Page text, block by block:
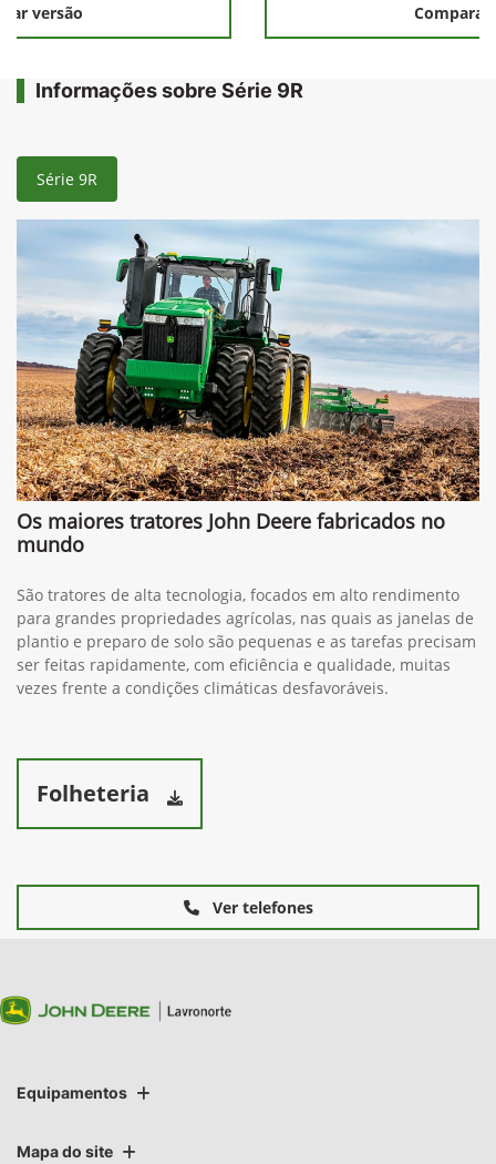
versão Comparar
Informações sobre Série 9R
Série 9R
Os maiores tratores John Deere fabricados no
mundo
São tratores de alta tecnologia, focados em alto rendimento
para grandes propriedades agrícolas, nas quais as janelas de
plantio e preparo de solo são pequenas e as tarefas precisam
ser feitas rapidamente, com eficiência e qualidade, muitas
vezes frente a condições climáticas desfavoráveis.
Folheteria
Ver telefones
Equipamentos
Mapa do site